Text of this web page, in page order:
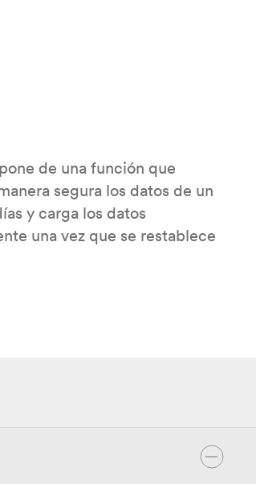
de una función que
segura los datos de un
y carga los datos
una vez que se restablece